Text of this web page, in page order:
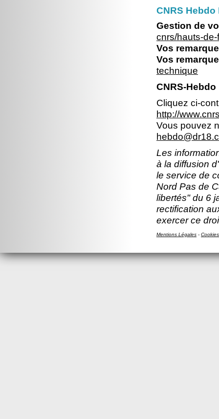
CNRS
Gestion de
cnrs/hauts-
Vos
Vos
technique
CNRS-
Cliquez ci-
http://
Vous pouvez
Les
à la diffusion
le service de
Nord Pas de
libertés" du 6
rectification
exercer ce
Mentions Légales - Cookies